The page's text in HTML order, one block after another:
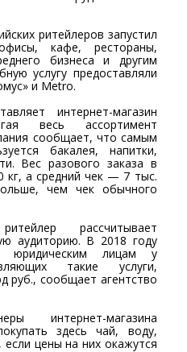
ритейлеров запустил
кафе, рестораны,
бизнеса и другим
услугу предоставляли
и Metro.
интернет-магазин
весь ассортимент
сообщает, что самым
бакалея, напитки,
Вес разового заказа в
кг, а средний чек — 7 тыс.
чем чек обычного
рассчитывает
аудиторию. В 2018 году
юридическим лицам у
такие услуги,
руб., сообщает агентство
интернет-магазина
здесь чай, воду,
цены на них окажутся